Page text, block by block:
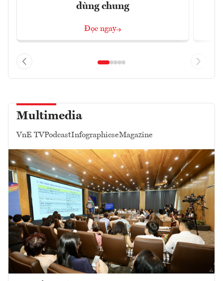
dùng chung
Đọc ngay
Multimedia
VnE TVPodcastInfographicseMagazine